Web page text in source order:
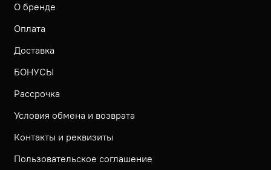
О бренде
Оплата
Доставка
БОНУСЫ
Рассрочка
Условия обмена и возврата
Контакты и реквизиты
Пользовательское соглашение